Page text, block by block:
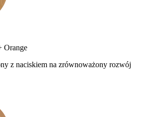
Orange
z naciskiem na zrównoważony rozwój